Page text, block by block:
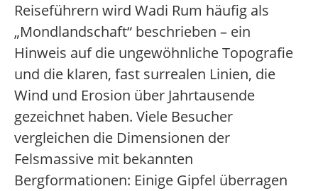
Reiseführern wird Wadi Rum häufig als
„Mondlandschaft“ beschrieben – ein
Hinweis auf die ungewöhnliche Topografie
und die klaren, fast surrealen Linien, die
Wind und Erosion über Jahrtausende
gezeichnet haben. Viele Besucher
vergleichen die Dimensionen der
Felsmassive mit bekannten
Bergformationen: Einige Gipfel überragen